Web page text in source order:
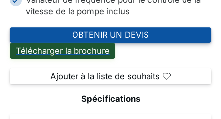
vitesse de la pompe inclus
OBTENIR UN DEVIS
Télécharger la brochure
Ajouter à la liste de souhaits
Spécifications